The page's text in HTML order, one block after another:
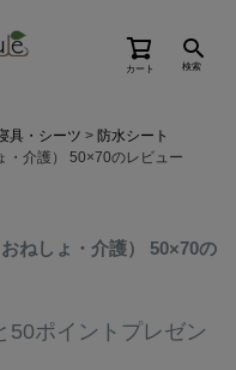
カート 検索
具・シーツ
防水シート
・介護） 50×70のレビュー
ねしょ・介護） 50×70の
50ポイントプレゼン